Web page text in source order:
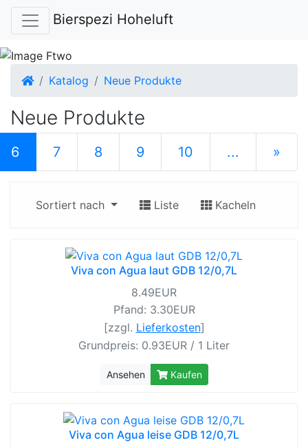
Bierspezi Hoheluft
Startseite
Katalog Neue Produkte
Neue Produkte
6(current)
7 8 9 10 ... »
Sortiert nach
Liste Kacheln
Viva con Agua laut GDB 12/0,7L
8.49EUR
Pfand: 3.30EUR
[zzgl. Lieferkosten]
Grundpreis: 0.93EUR / 1 Liter
Ansehen Kaufen
Viva con Agua leise GDB 12/0,7L